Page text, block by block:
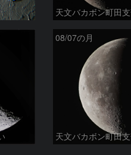
天文バカボン町田
08/07の月
天文バカボン町田